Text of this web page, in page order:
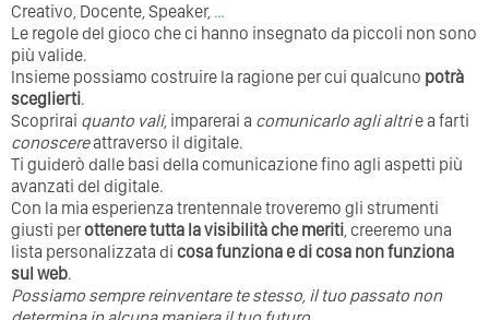
Creativo, Docente, Speaker, …
Le regole del gioco che ci hanno insegnato da piccoli non sono
più valide.
Insieme possiamo costruire la ragione per cui qualcuno potrà
sceglierti.
Scoprirai quanto vali, imparerai a comunicarlo agli altrie a farti
conoscereattraverso il digitale.
Ti guiderò dalle basi della comunicazione fino agli aspetti più
avanzati del digitale.
Con la mia esperienza trentennale troveremo gli strumenti
giusti perottenere tutta la visibilità che meriti, creeremo una
lista personalizzata di cosa funziona e di cosa non funziona
sul web.
Possiamo sempre reinventare te stesso, il tuo passato non